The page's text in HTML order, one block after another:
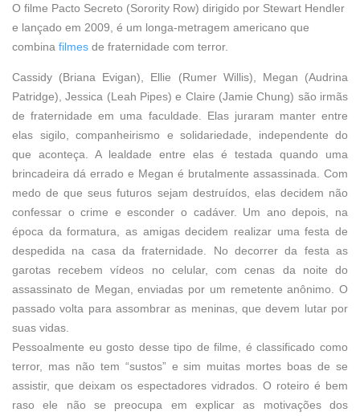
O filme Pacto Secreto (Sorority Row) dirigido por Stewart Hendler
e lançado em 2009, é um longa-metragem americano que
combina filmes de fraternidade com terror.
Cassidy (Briana Evigan), Ellie (Rumer Willis), Megan (Audrina
Patridge), Jessica (Leah Pipes) e Claire (Jamie Chung) são irmãs
de fraternidade em uma faculdade. Elas juraram manter entre
elas sigilo, companheirismo e solidariedade, independente do
que aconteça. A lealdade entre elas é testada quando uma
brincadeira dá errado e Megan é brutalmente assassinada. Com
medo de que seus futuros sejam destruídos, elas decidem não
confessar o crime e esconder o cadáver. Um ano depois, na
época da formatura, as amigas decidem realizar uma festa de
despedida na casa da fraternidade. No decorrer da festa as
garotas recebem vídeos no celular, com cenas da noite do
assassinato de Megan, enviadas por um remetente anônimo. O
passado volta para assombrar as meninas, que devem lutar por
suas vidas.
Pessoalmente eu gosto desse tipo de filme, é classificado como
terror, mas não tem “sustos” e sim muitas mortes boas de se
assistir, que deixam os espectadores vidrados. O roteiro é bem
raso ele não se preocupa em explicar as motivações dos